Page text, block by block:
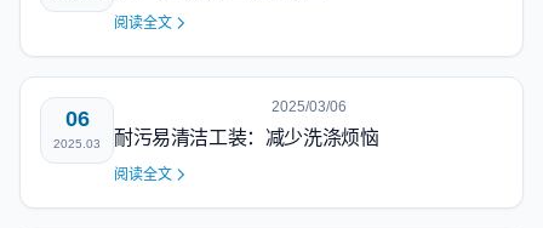
阅读全文
06
2025.03
2025/03/06
耐污易清洁工装：减少洗涤烦恼
阅读全文